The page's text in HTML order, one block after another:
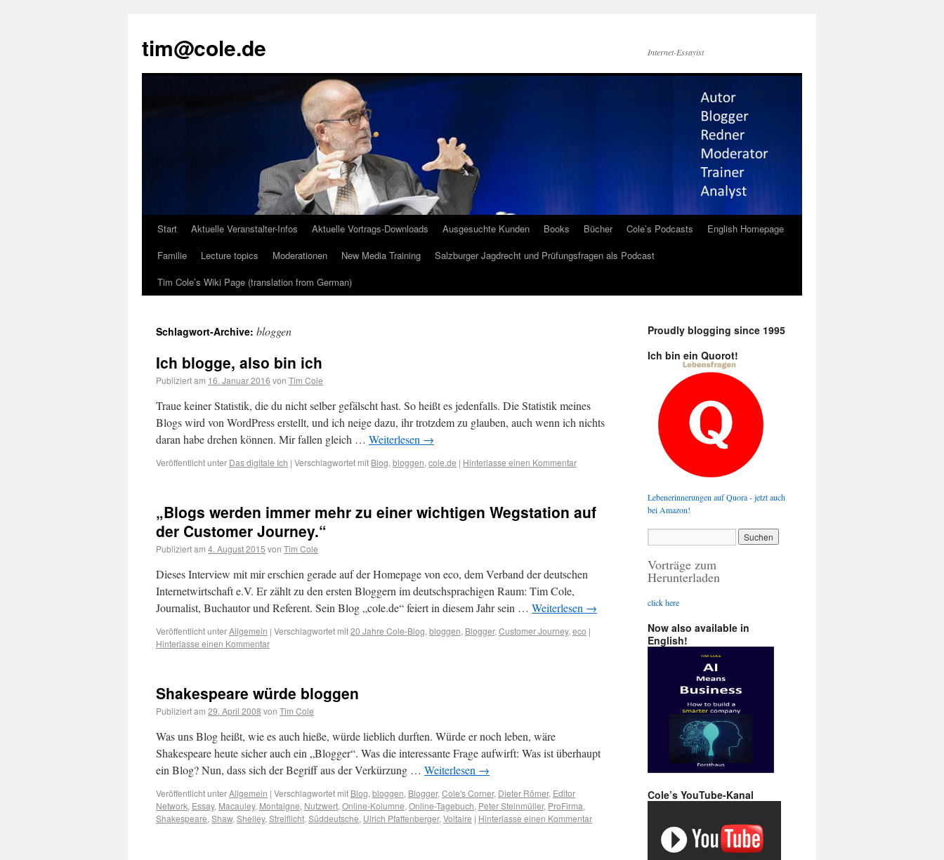
tim@cole.de Internet-Essayist
Start Aktuelle Veranstalter-Infos Aktuelle Vortrags-Downloads Ausgesuchte Kunden Books Bücher Cole’s Podcasts
English Homepage
Familie
Lecture topics Moderationen New Media Training
Salzburger Jagdrecht und Prüfungsfragen als Podcast
Tim Cole’s Wiki Page (translation from German)
Schlagwort-Archive: bloggen
Ich blogge, also bin ich
Publiziert am 16. Januar 2016 von Tim Cole
Traue keiner Statistik, die du nicht selber gefälscht hast. So heißt es jedenfalls. Die Statistik meines
Blogs wird von WordPress erstellt, und ich neige dazu, ihr trotzdem zu glauben, auch wenn ich nichts
daran habe drehen können. Mir fallen gleich … Weiterlesen →
Veröffentlicht unter Das digitale Ich | Verschlagwortet mit Blog, bloggen, cole.de | Hinterlasse einen Kommentar
„Blogs werden immer mehr zu einer wichtigen Wegstation auf
der Customer Journey.“
Publiziert am 4. August 2015 von Tim Cole
Dieses Interview mit mir erschien gerade auf der Homepage von eco, dem Verband der deutschen
Internetwirtschaft e.V. Er zählt zu den ersten Bloggern im deutschsprachigen Raum: Tim Cole,
Journalist, Buchautor und Referent. Sein Blog „cole.de“ feiert in diesem Jahr sein … Weiterlesen →
Veröffentlicht unterAllgemein | Verschlagwortet mit20 Jahre Cole-Blog, bloggen, Blogger, Customer Journey, eco |
Hinterlasse einen Kommentar
Shakespeare würde bloggen
Publiziert am 29. April 2008 von Tim Cole
Was uns Blog heißt, wie es auch hieße, würde lieblich durften. Würde er noch leben, wäre
Shakespeare heute sicher auch ein „Blogger“. Was die interessante Frage aufwirft: Was ist überhaupt
ein Blog? Nun, dass sich der Begriff aus der Verkürzung … Weiterlesen →
Veröffentlicht unterAllgemein | Verschlagwortet mit Blog, bloggen, Blogger, Cole's Corner, Dieter Römer, Editor
Network, Essay, Macauley, Montaigne, Nutzwert, Online-Kolumne, Online-Tagebuch, Peter Steinmüller, ProFirma,
Shakespeare, Shaw, Shelley, Streiflicht, Süddeutsche, Ulrich Pfaffenberger, Voltaire | Hinterlasse einen Kommentar
Proudly blogging since 1995
Ich bin ein Quorot!
Lebenerinnerungen auf Quora - jetzt auch
bei Amazon!
Vorträge zum
Herunterladen
click here
Now also available in
English!
Cole’s YouTube-Kanal